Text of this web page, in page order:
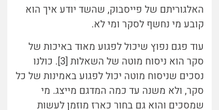
האלגוריתם של פייסבוק, שהשד יודע איך הוא
קובע מי נחשף לסקר ומי לא.
עוד פגם נפוץ שיכול לפגוע מאוד באיכות של
סקר הוא ניסוח מוטה של השאלות [3]. כולנו
נסכים שניסוח מוטה יכול לפגוע באמינות של כל
סקר, ולא משנה עד כמה המדגם מייצג. מי
שמסכים והוא גם בחור כארז מוזמן לעשות